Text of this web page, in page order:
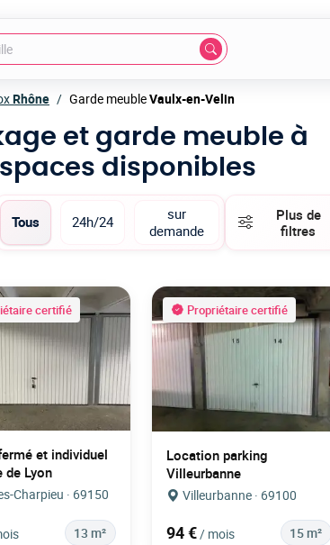
Rhône Garde meubleVaulx-en-Velin
et garde meuble à
disponibles
Tous 24h/24
sur
demande
Plus de
filtres
certifié
et individuel
de Lyon
Charpieu · 69150
13 m²
Propriétaire certifié
Location parking
Villeurbanne
Villeurbanne · 69100
94 €/ mois 15 m²